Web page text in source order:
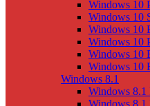
Windows 10
Windows 10
Windows 10
Windows 10
Windows 10
Windows 10
Windows 8.1
Windows 8.1
Windows 8.1